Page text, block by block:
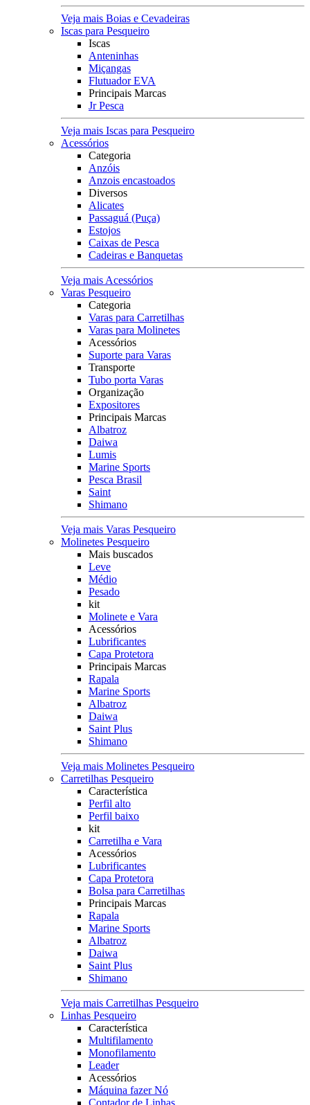
Veja mais Boias e Cevadeiras
Iscas para Pesqueiro
Iscas
Anteninhas
Miçangas
Flutuador EVA
Principais Marcas
Jr Pesca
Veja mais Iscas para Pesqueiro
Acessórios
Categoria
Anzóis
Anzois encastoados
Diversos
Alicates
Passaguá (Puça)
Estojos
Caixas de Pesca
Cadeiras e Banquetas
Veja mais Acessórios
Varas Pesqueiro
Categoria
Varas para Carretilhas
Varas para Molinetes
Acessórios
Suporte para Varas
Transporte
Tubo porta Varas
Organização
Expositores
Principais Marcas
Albatroz
Daiwa
Lumis
Marine Sports
Pesca Brasil
Saint
Shimano
Veja mais Varas Pesqueiro
Molinetes Pesqueiro
Mais buscados
Leve
Médio
Pesado
kit
Molinete e Vara
Acessórios
Lubrificantes
Capa Protetora
Principais Marcas
Rapala
Marine Sports
Albatroz
Daiwa
Saint Plus
Shimano
Veja mais Molinetes Pesqueiro
Carretilhas Pesqueiro
Característica
Perfil alto
Perfil baixo
kit
Carretilha e Vara
Acessórios
Lubrificantes
Capa Protetora
Bolsa para Carretilhas
Principais Marcas
Rapala
Marine Sports
Albatroz
Daiwa
Saint Plus
Shimano
Veja mais Carretilhas Pesqueiro
Linhas Pesqueiro
Característica
Multifilamento
Monofilamento
Leader
Acessórios
Máquina fazer Nó
Contador de Linhas